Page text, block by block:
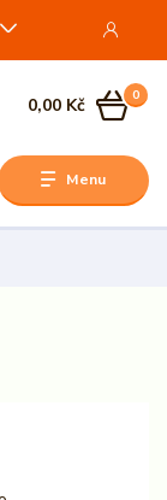
Menu
0
0,00 Kč